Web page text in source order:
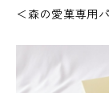
＜森の愛菓専用